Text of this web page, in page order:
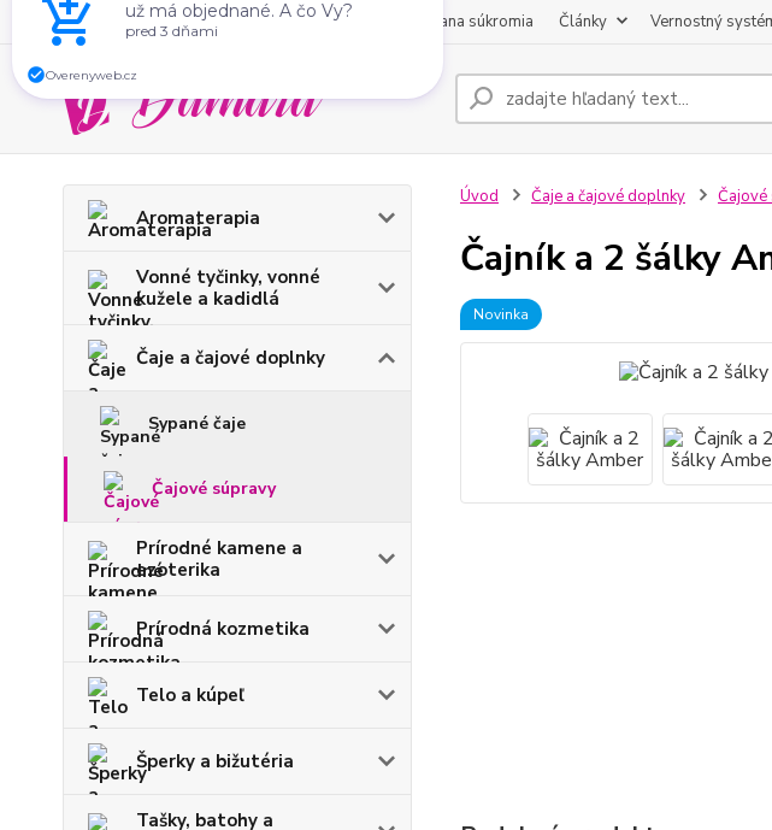
O nás Obchodné podmienky Kontakty Ochrana súkromia Články Vernostný
Aromaterapia
Vonné tyčinky, vonné
kužele a kadidlá
Čaje a čajové doplnky
Sypané čaje
Čajové súpravy
Prírodné kamene a
ezoterika
Prírodná kozmetika
Telo a kúpeľ
Šperky a bižutéria
Tašky, batohy a
Úvod Čaje a čajové doplnky
Čajník a 2 šálky
Novinka
Zákazník
pred 3 dňami
Overenyweb.cz